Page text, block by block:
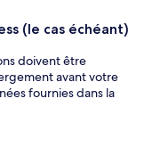
(le cas échéant)
doivent être
avant votre
fournies dans la